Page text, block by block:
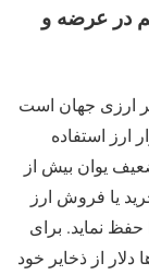
در عرضه و
ارزی جهان است
ارز استفاده
یوان بیش از
یا فروش ارز
نماید. برای
چین میلیاردها دلار از ذخایر خود